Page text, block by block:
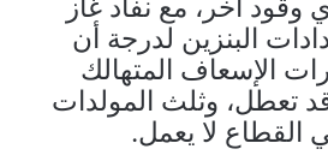
وقود آخر، مع نفاد غاز
البنزين لدرجة أن
الإسعاف المتهالك
تعطل، وثلث المولدات
القطاع لا يعمل.